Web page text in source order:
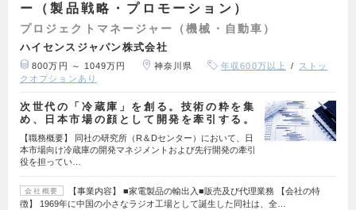
ー（製品戦略・プロモーション）
プロジェクトマネージャー（機械・自動車）
ハイセンスジャパン株式会社
800万円 ～ 1049万円 神奈川県 年収600万以上
ストッ
クオプションあり
次世代の「冷蔵庫」を創る。技術の粋を集
め、日本市場の顔として開発を牽引する。
【職務概要】 同社の研究所（R＆Dセンター）において、日
本市場向け冷蔵庫の開発マネジメントおよび先行開発の牽引
役を担ってい…
会社概要
【事業内容】 ■家電製品の輸出入■販売及び代理業務 【会社の特
徴】 1969年に中国の小さなラジオ工場として誕生した同社は、全…